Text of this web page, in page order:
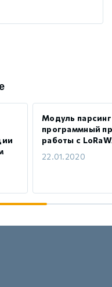
Модуль
программный
работы с
22.01.2020